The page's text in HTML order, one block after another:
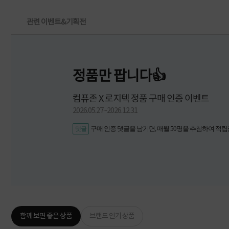
관련 이벤트&기획전
정품만 팝니다👍
컴퓨존 X 로지텍 정품 구매 인증 이벤트
2026.05.27~2026.12.31
댓글 구매 인증 댓글을 남기면, 매월 50명을 추첨하여 적
함께 보면 좋은 상품 브랜드 인기 상품